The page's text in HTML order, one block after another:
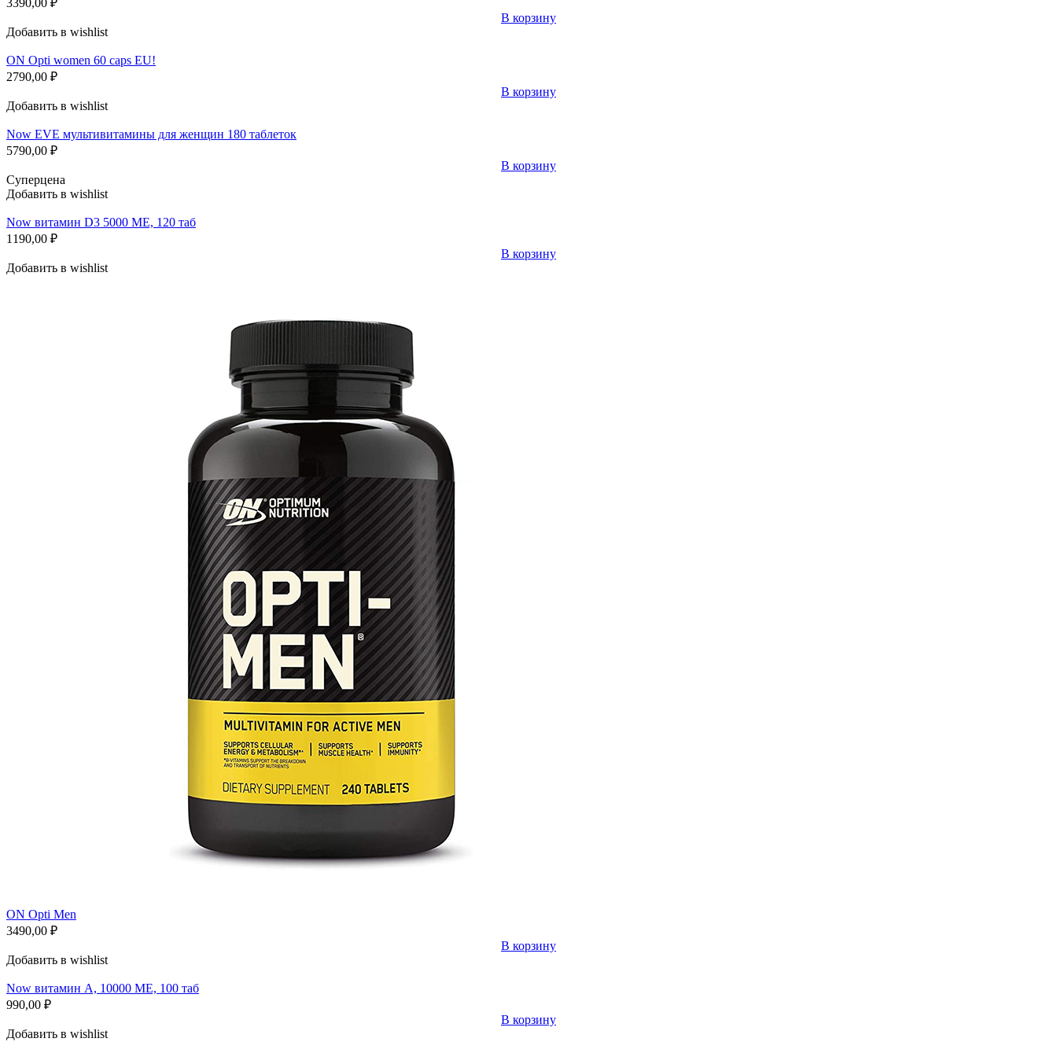
3390,00 ₽
В корзину
Добавить в wishlist
ON Opti women 60 caps EU!
2790,00 ₽
В корзину
Добавить в wishlist
Now EVE мультивитамины для женщин 180 таблеток
5790,00 ₽
В корзину
Суперцена
Добавить в wishlist
Now витамин D3 5000 МЕ, 120 таб
1190,00 ₽
В корзину
Добавить в wishlist
ON Opti Men
3490,00 ₽
В корзину
Добавить в wishlist
Now витамин А, 10000 МЕ, 100 таб
990,00 ₽
В корзину
Добавить в wishlist